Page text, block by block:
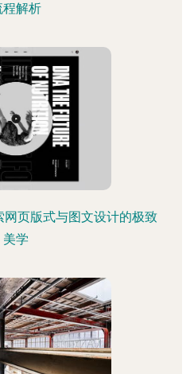
程解析
页版式与图文设计的极致
美学